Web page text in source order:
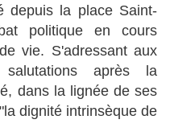
depuis la place Saint-
politique en cours
vie. S'adressant aux
après la
dans la lignée de ses
dignité intrinsèque de